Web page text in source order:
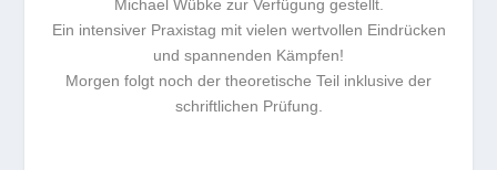
Michael Wübke zur Verfügung gestellt.
Ein intensiver Praxistag mit vielen wertvollen Eindrücken
und spannenden Kämpfen!
Morgen folgt noch der theoretische Teil inklusive der
schriftlichen Prüfung.